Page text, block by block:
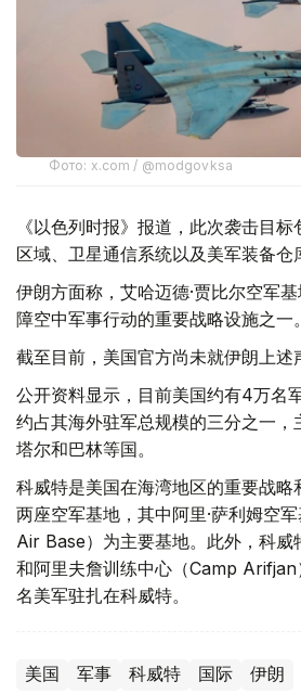
Фото: x.com / @modgovksa
《以色列时报》报道，此次袭击目
区域、卫星通信系统以及美军装备仓
伊朗方面称，艾哈迈德·贾比尔空军
障空中军事行动的重要战略设施之一。
截至目前，美国官方尚未就伊朗上述
公开资料显示，目前美国约有4万名
约占其海外驻军总规模的三分之一，
塔尔和巴林等国。
科威特是美国在海湾地区的重要战略
两座空军基地，其中阿里·萨利姆空
Air Base）为主要基地。此外，科
和阿里夫詹训练中心（Camp Arifjan
名美军驻扎在科威特。
美国 军事 科威特 国际 伊朗